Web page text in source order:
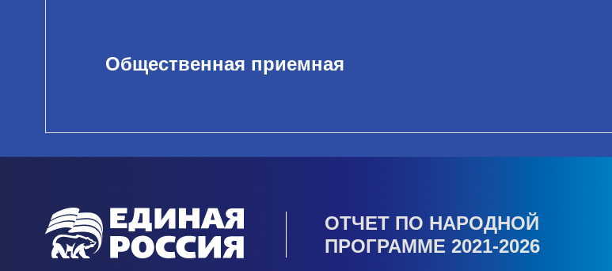
Общественная приемная
ОТЧЕТ ПО НАРОДНОЙ
ПРОГРАММЕ 2021-2026